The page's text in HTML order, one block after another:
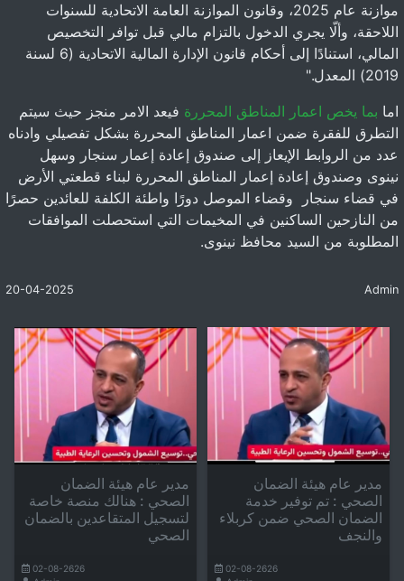
موازنة عام 2025، وقانون الموازنة العامة الاتحادية للسنوات
اللاحقة، وألّا يجري الدخول بالتزام مالي قبل توافر التخصيص
المالي، استنادًا إلى أحكام قانون الإدارة المالية الاتحادية (6 لسنة
2019) المعدل."
اما بما يخص اعمار المناطق المحررة فيعد الامر منجز حيث سيتم
التطرق للفقرة ضمن اعمار المناطق المحررة بشكل تفصيلي وادناه
عدد من الروابط الإيعاز إلى صندوق إعادة إعمار سنجار وسهل
نينوى وصندوق إعادة إعمار المناطق المحررة لبناء قطعتي الأرض
في قضاء سنجار وقضاء الموصل دورًا واطئة الكلفة للعائدين حصرًا
من النازحين الساكنين في المخيمات التي استحصلت الموافقات
المطلوبة من السيد محافظ نينوى.
20-04-2025 Admin
مدير عام هيئة الضمان
الصحي : تم توفير خدمة
الضمان الصحي ضمن كربلاء
والنجف
02-08-2626
مدير عام هيئة الضمان
الصحي : هنالك منصة خاصة
لتسجيل المتقاعدين بالضمان
الصحي
02-08-2626